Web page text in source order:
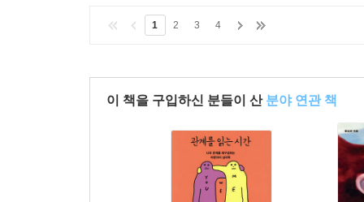
1 2 3 4
이 책을 구입하신 분들이 산 분야 연관 책